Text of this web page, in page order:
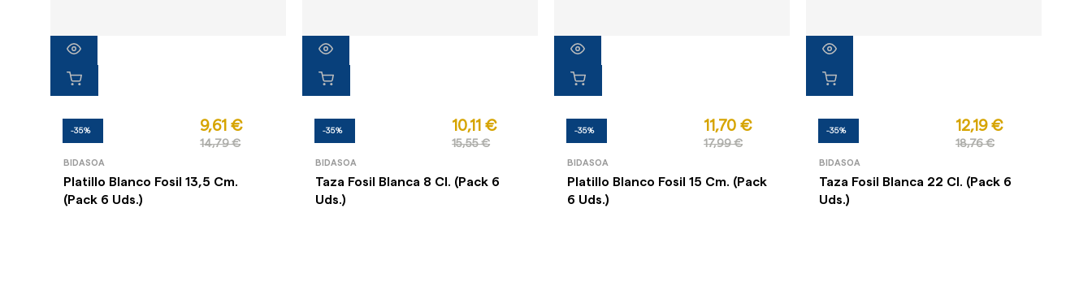
-35% 9,61 €
14,79 €
BIDASOA
Platillo Blanco Fosil 13,5 Cm.
(Pack 6 Uds.)
-35% 10,11 €
15,55 €
BIDASOA
Taza Fosil Blanca 8 Cl. (Pack 6
Uds.)
-35% 11,70 €
17,99 €
BIDASOA
Platillo Blanco Fosil 15 Cm. (Pack
6 Uds.)
-35% 12,19 €
18,76 €
BIDASOA
Taza Fosil Blanca 22 Cl. (Pack 6
Uds.)